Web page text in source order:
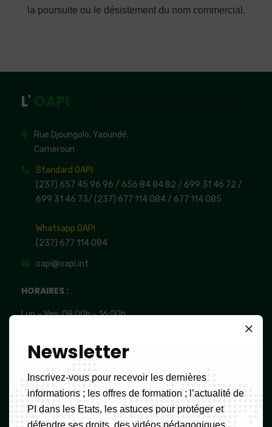
la poursuite ou le désistement du nom commercial.
L'
Rue Djoungolo, Yaoundé,
Cameroun
Standard OAPI
(237) 657 45 96 96 / 656 84 84 82 / 699 31 46 72 /
699 31 46 73/ (237) 677 114 084 / 677 114 085
Whatsapp OAPI
(237) 677 114 084
oapi@oapi.int
HORAIRES :
Lun – Ven: 08:00h – 16:00h,
Newsletter
Newsletter
Inscrivez-vous pour recevoir les dernières
informations ; les offres de formation ; l’actualité de
PI dans les Etats, les astuces pour protéger et
défendre ses droits, des vidéos pédagogiques.